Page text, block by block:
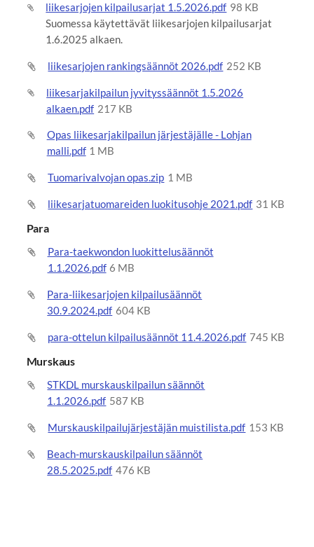
liikesarjojen kilpailusarjat 1.5.2026.pdf 98 KB
Suomessa käytettävät liikesarjojen kilpailusarjat
1.6.2025 alkaen.
liikesarjojen rankingsäännöt 2026.pdf 252 KB
liikesarjakilpailun jyvityssäännöt 1.5.2026
alkaen.pdf 217 KB
Opas liikesarjakilpailun järjestäjälle - Lohjan
malli.pdf 1 MB
Tuomarivalvojan opas.zip 1 MB
liikesarjatuomareiden luokitusohje 2021.pdf 31 KB
Para
Para-taekwondon luokittelusäännöt
1.1.2026.pdf 6 MB
Para-liikesarjojen kilpailusäännöt
30.9.2024.pdf 604 KB
para-ottelun kilpailusäännöt 11.4.2026.pdf 745 KB
Murskaus
STKDL murskauskilpailun säännöt
1.1.2026.pdf 587 KB
Murskauskilpailujärjestäjän muistilista.pdf 153 KB
Beach-murskauskilpailun säännöt
28.5.2025.pdf 476 KB